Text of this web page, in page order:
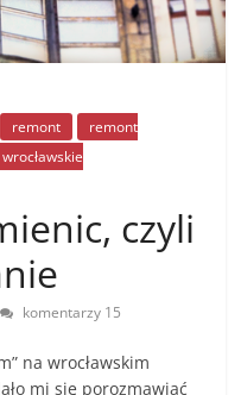
remont
remont
wrocławskie
czyli
komentarzy 15
na wrocławskim
mi się porozmawiać